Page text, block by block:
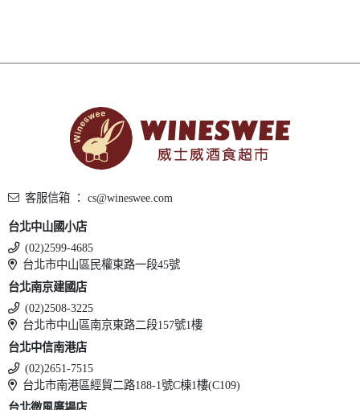
客服信箱 ： cs@wineswee.com
台北中山國小店
(02)2599-4685
台北市中山區民權東路一段45號
台北南京建國店
(02)2508-3225
台北市中山區南京東路二段157號1樓
台北中信南港店
(02)2651-7515
台北市南港區經貿二路188-1號C棟1樓(C109)